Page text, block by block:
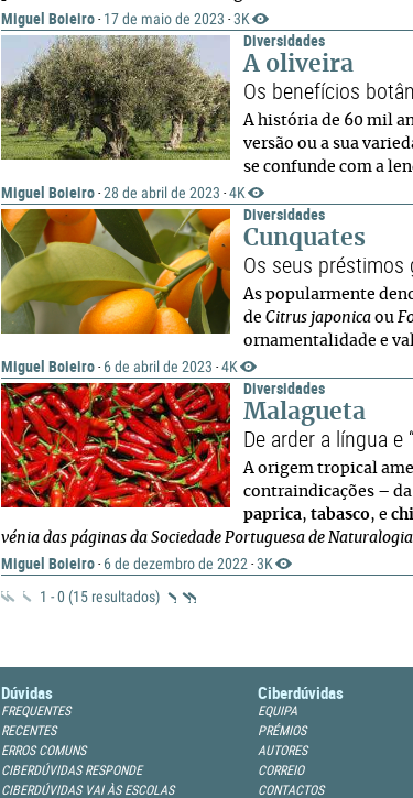
Miguel Boieiro · 17 de maio de 2023 · 3K
Diversidades
A oliveira
Os benefícios
A história de 60 mil
versão ou a sua
se confunde com a
Miguel Boieiro · 28 de abril de 2023 · 4K
Diversidades
Cunquates
Os seus
As popularmente
de Citrus japonica ou
ornamentalidade e
Miguel Boieiro · 6 de abril de 2023 · 4K
Diversidades
Malagueta
De arder a língua e
A origem tropical
contraindicações –
paprica, tabasco, e
vénia das páginas da Sociedade Portuguesa de
Miguel Boieiro · 6 de dezembro de 2022 · 3K
1 - 0 (15 resultados)
Dúvidas
FREQUENTES
RECENTES
ERROS COMUNS
CIBERDÚVIDAS RESPONDE
CIBERDÚVIDAS VAI ÀS ESCOLAS
Ciberdúvidas
EQUIPA
PRÉMIOS
AUTORES
CORREIO
CONTACTOS